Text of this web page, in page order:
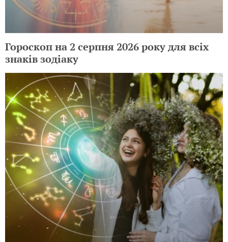
Гороскоп на 2 серпня 2026 року для всіх
знаків зодіаку